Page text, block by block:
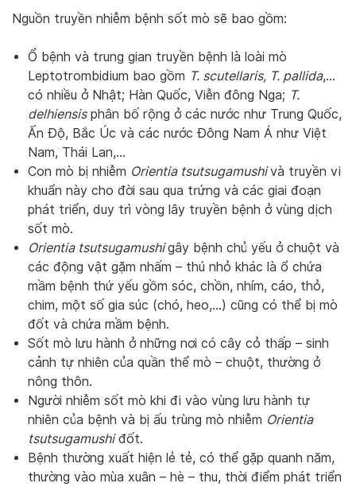
Nguồn truyền nhiễm bệnh sốt mò sẽ bao gồm:
Ổ bệnh và trung gian truyền bệnh là loài mò
Leptotrombidium bao gồm T. scutellaris, T. pallida,…
có nhiều ở Nhật; Hàn Quốc, Viễn đông Nga; T.
delhiensisphân bố rộng ở các nước như Trung Quốc,
Ấn Độ, Bắc Úc và các nước Đông Nam Á như Việt
Nam, Thái Lan,…
Con mò bị nhiễm Orientia tsutsugamushivà truyền vi
khuẩn này cho đời sau qua trứng và các giai đoạn
phát triển, duy trì vòng lây truyền bệnh ở vùng dịch
sốt mò.
Orientia tsutsugamushigây bệnh chủ yếu ở chuột và
các động vật gặm nhấm – thú nhỏ khác là ổ chứa
mầm bệnh thứ yếu gồm sóc, chồn, nhím, cáo, thỏ,
chim, một số gia súc (chó, heo,…) cũng có thể bị mò
đốt và chứa mầm bệnh.
Sốt mò lưu hành ở những nơi có cây cỏ thấp – sinh
cảnh tự nhiên của quần thể mò – chuột, thường ở
nông thôn.
Người nhiễm sốt mò khi đi vào vùng lưu hành tự
nhiên của bệnh và bị ấu trùng mò nhiễm Orientia
tsutsugamushiđốt.
Bệnh thường xuất hiện lẻ tẻ, có thể gặp quanh năm,
thường vào mùa xuân – hè – thu, thời điểm phát triển